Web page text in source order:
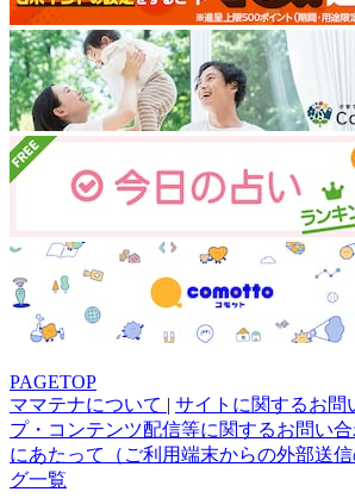
PAGETOP
ママテナについて | サイトに関するお問
プ・コンテンツ配信等に関するお問い
にあたって（ご利用端末からの外部送
グ一覧